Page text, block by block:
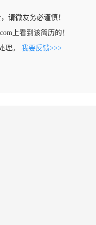
请微友务必谨慎！
上看到该简历的！
理。 我要反馈>>>